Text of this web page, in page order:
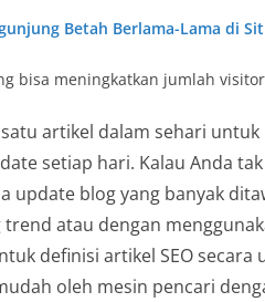
Betah Berlama-Lama di
bisa meningkatkan jumlah
artikel dalam sehari untuk
setiap hari. Kalau Anda
update blog yang banyak
atau dengan
definisi artikel SEO
oleh mesin pencari